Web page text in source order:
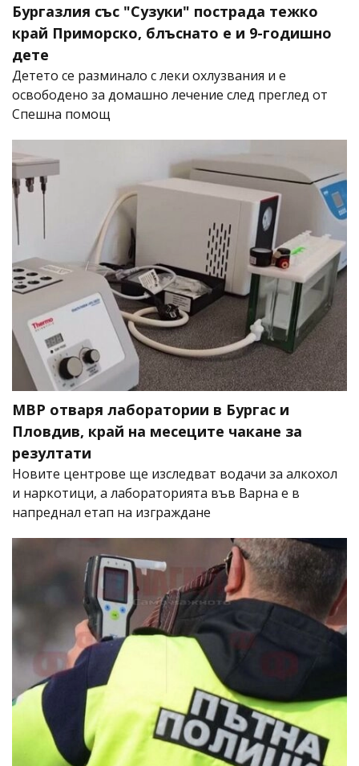
Бургазлия със "Сузуки" пострада тежко
край Приморско, блъснато е и 9-годишно
дете
Детето се разминало с леки охлузвания и е
освободено за домашно лечение след преглед от
Спешна помощ
МВР отваря лаборатории в Бургас и
Пловдив, край на месеците чакане за
резултати
Новите центрове ще изследват водачи за алкохол
и наркотици, а лабораторията във Варна е в
напреднал етап на изграждане